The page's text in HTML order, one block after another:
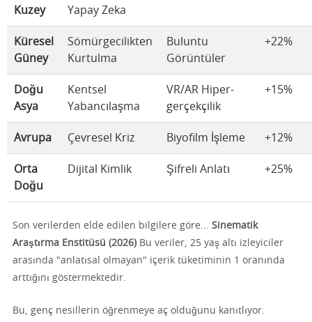
Kuzey
Yapay Zeka
Küresel
Güney
Sömürgecilikten
Kurtulma
Buluntu
Görüntüler
+22%
Doğu
Asya
Kentsel
Yabancılaşma
VR/AR Hiper-
gerçekçilik
+15%
Avrupa Çevresel Kriz Biyofilm İşleme +12%
Orta
Doğu
Dijital Kimlik Şifreli Anlatı +25%
Son verilerden elde edilen bilgilere göre... Sinematik
Araştırma Enstitüsü (2026) Bu veriler, 25 yaş altı izleyiciler
arasında "anlatısal olmayan" içerik tüketiminin 1 oranında
arttığını göstermektedir.
Bu, genç nesillerin öğrenmeye aç olduğunu kanıtlıyor.